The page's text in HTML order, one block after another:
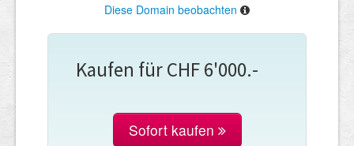
Diese Domain beobachten
Kaufen für CHF 6'000.-
Sofort kaufen